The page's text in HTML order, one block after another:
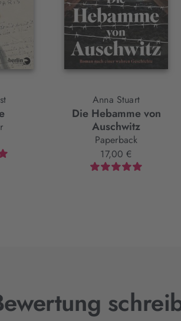
Anna Stuart
Die Hebamme von
Auschwitz
Paperback
17,00 €